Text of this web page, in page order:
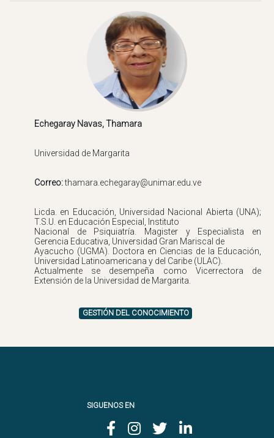
Correo:
Licda. en Educación, Universidad Nacional Abierta (UNA);
T.S.U. en Educación Especial, Instituto
Nacional de Psiquiatría. Magister y Especialista en
Gerencia Educativa, Universidad Gran Mariscal de
Ayacucho (UGMA). Doctora en Ciencias de la Educación,
Universidad Latinoamericana y del Caribe (ULAC).
Actualmente se desempeña como Vicerrectora de
GESTIÓN DEL CONOCIMIENTO
SIGUENOS EN